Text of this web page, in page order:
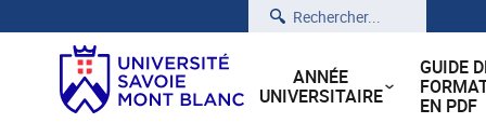
Rechercher
ANNÉE
UNIVERSITAIRE
GUIDE
EN PDF